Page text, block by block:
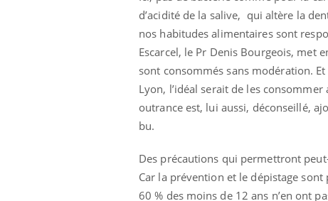
d’acidité de la salive, qui altère la
nos habitudes alimentaires sont
Escarcel, le Pr Denis Bourgeois, met
sont consommés sans modération.
Lyon, l’idéal serait de les
outrance est, lui aussi, déconseillé,
bu.
Des précautions qui permettront
Car la prévention et le dépistage
60 % des moins de 12 ans n’en ont